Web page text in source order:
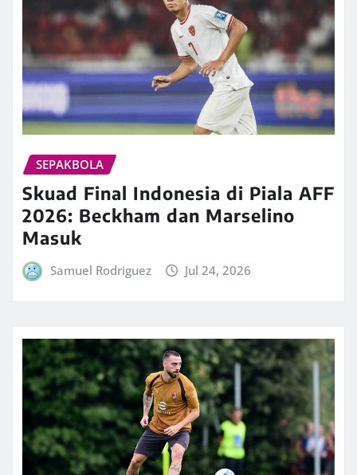
SEPAKBOLA
Skuad Final Indonesia di Piala AFF
2026: Beckham dan Marselino
Masuk
Samuel Rodriguez Jul 24, 2026